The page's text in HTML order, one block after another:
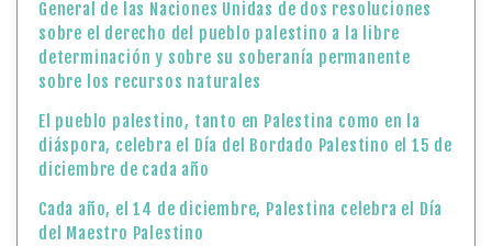
General de las Naciones Unidas de dos resoluciones
sobre el derecho del pueblo palestino a la libre
determinación y sobre su soberanía permanente
sobre los recursos naturales
El pueblo palestino, tanto en Palestina como en la
diáspora, celebra el Día del Bordado Palestino el 15 de
diciembre de cada año
Cada año, el 14 de diciembre, Palestina celebra el Día
del Maestro Palestino